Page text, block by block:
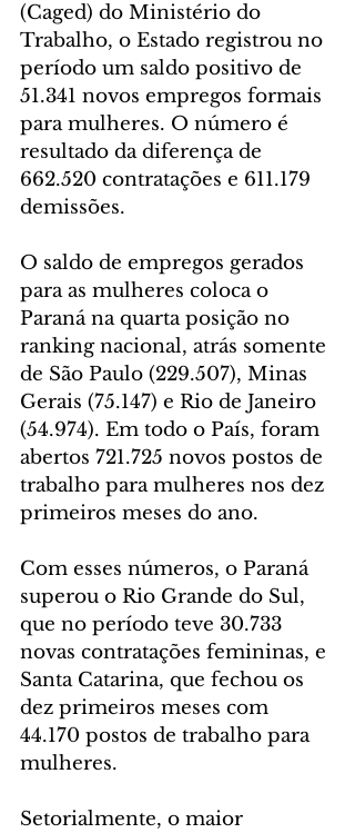
(Caged) do Ministério do
Trabalho, o Estado registrou no
período um saldo positivo de
51.341 novos empregos formais
para mulheres. O número é
resultado da diferença de
662.520 contratações e 611.179
demissões.
O saldo de empregos gerados
para as mulheres coloca o
Paraná na quarta posição no
ranking nacional, atrás somente
de São Paulo (229.507), Minas
Gerais (75.147) e Rio de Janeiro
(54.974). Em todo o País, foram
abertos 721.725 novos postos de
trabalho para mulheres nos dez
primeiros meses do ano.
Com esses números, o Paraná
superou o Rio Grande do Sul,
que no período teve 30.733
novas contratações femininas, e
Santa Catarina, que fechou os
dez primeiros meses com
44.170 postos de trabalho para
mulheres.
Setorialmente, o maior